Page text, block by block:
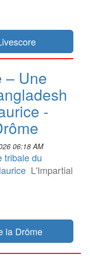
– Une
-
06:18 AM
tribale du
L'Impartial
la Drôme